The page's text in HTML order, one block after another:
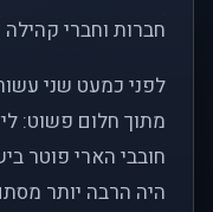
חברות וחברי קהילה
מתוך חלום פשוט:
חובבי הארי פוטר
היה הרבה יותר